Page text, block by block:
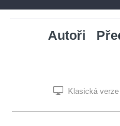
Autoři
Klasická verze